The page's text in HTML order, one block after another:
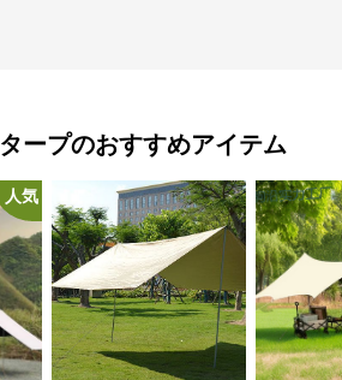
タープのおすすめアイテム
人気